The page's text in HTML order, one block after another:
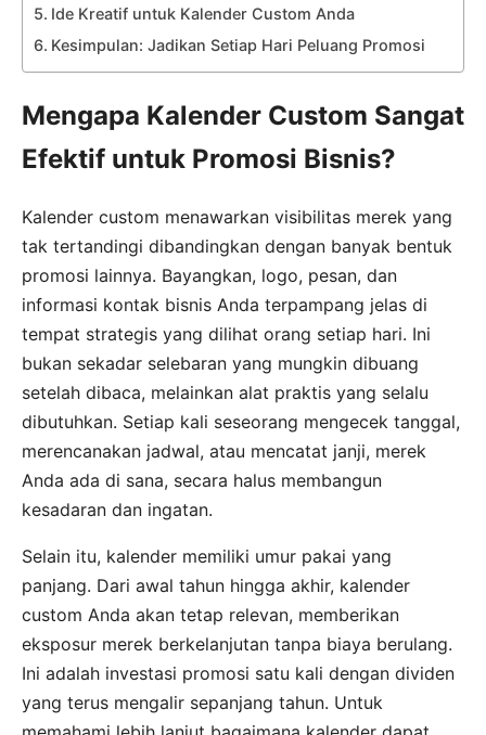
Ide Kreatif untuk Kalender Custom Anda
Kesimpulan: Jadikan Setiap Hari Peluang Promosi
Mengapa Kalender Custom Sangat
Efektif untuk Promosi Bisnis?
Kalender custom menawarkan visibilitas merek yang
tak tertandingi dibandingkan dengan banyak bentuk
promosi lainnya. Bayangkan, logo, pesan, dan
informasi kontak bisnis Anda terpampang jelas di
tempat strategis yang dilihat orang setiap hari. Ini
bukan sekadar selebaran yang mungkin dibuang
setelah dibaca, melainkan alat praktis yang selalu
dibutuhkan. Setiap kali seseorang mengecek tanggal,
merencanakan jadwal, atau mencatat janji, merek
Anda ada di sana, secara halus membangun
kesadaran dan ingatan.
Selain itu, kalender memiliki umur pakai yang
panjang. Dari awal tahun hingga akhir, kalender
custom Anda akan tetap relevan, memberikan
eksposur merek berkelanjutan tanpa biaya berulang.
Ini adalah investasi promosi satu kali dengan dividen
yang terus mengalir sepanjang tahun. Untuk